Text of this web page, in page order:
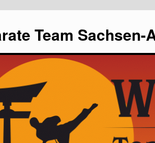
Team Sachsen-